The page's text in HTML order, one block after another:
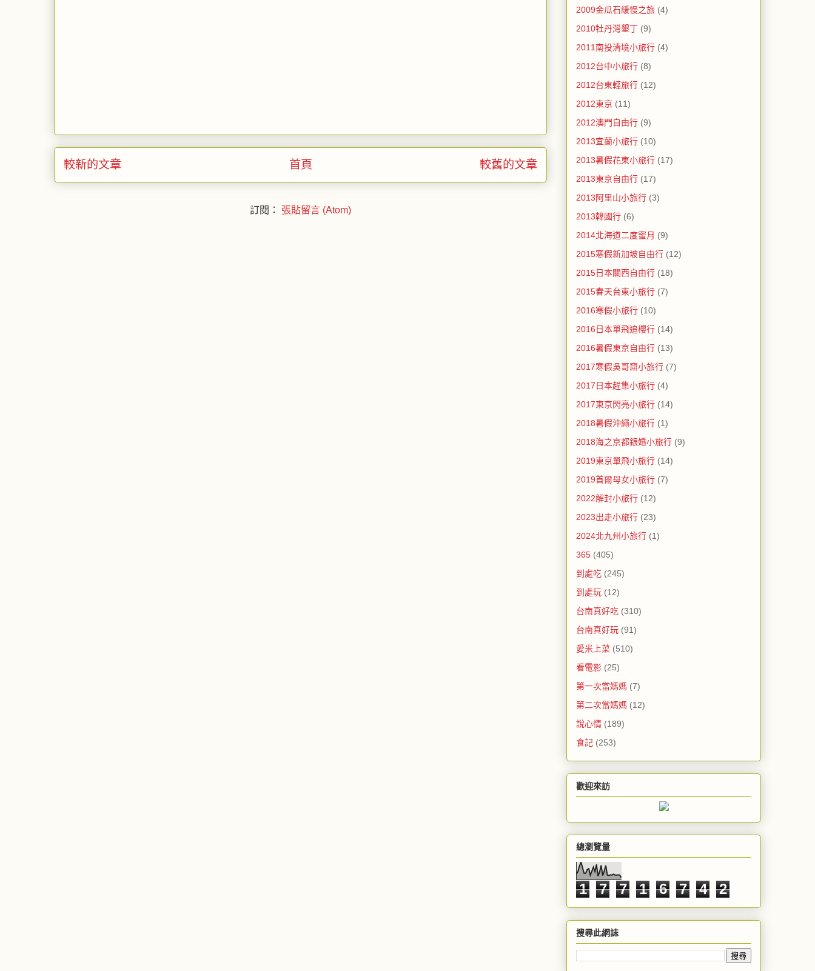
較新的文章 較舊的文章
首頁
訂閱： 張貼留言 (Atom)
2009金瓜石緩慢之旅 (4)
2010牡丹灣墾丁 (9)
2011南投清境小旅行 (4)
2012台中小旅行 (8)
2012台東輕旅行 (12)
2012東京 (11)
2012澳門自由行 (9)
2013宜蘭小旅行 (10)
2013暑假花東小旅行 (17)
2013東京自由行 (17)
2013阿里山小旅行 (3)
2013韓國行 (6)
2014北海道二度蜜月 (9)
2015寒假新加坡自由行 (12)
2015日本關西自由行 (18)
2015春天台東小旅行 (7)
2016寒假小旅行 (10)
2016日本單飛追櫻行 (14)
2016暑假東京自由行 (13)
2017寒假吳哥窟小旅行 (7)
2017日本趕集小旅行 (4)
2017東京閃亮小旅行 (14)
2018暑假沖繩小旅行 (1)
2018海之京都銀婚小旅行 (9)
2019東京單飛小旅行 (14)
2019首爾母女小旅行 (7)
2022解封小旅行 (12)
2023出走小旅行 (23)
2024北九州小旅行 (1)
365 (405)
到處吃 (245)
到處玩 (12)
台南真好吃 (310)
台南真好玩 (91)
愛米上菜 (510)
看電影 (25)
第一次當媽媽 (7)
第二次當媽媽 (12)
說心情 (189)
食記 (253)
歡迎來訪
總瀏覽量
1 7 7 1 6 7 4 2
搜尋此網誌